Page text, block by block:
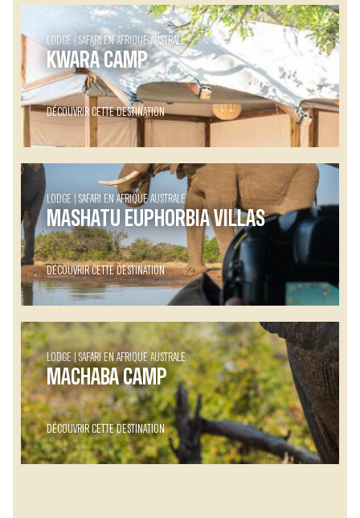
LODGE SAFARI EN AFRIQUE AUSTRALE
KWARA CAMP
DÉCOUVRIR CETTE DESTINATION
LODGE SAFARI EN AFRIQUE AUSTRALE
MASHATU EUPHORBIA VILLAS
DÉCOUVRIR CETTE DESTINATION
LODGE SAFARI EN AFRIQUE AUSTRALE
MACHABA CAMP
DÉCOUVRIR CETTE DESTINATION